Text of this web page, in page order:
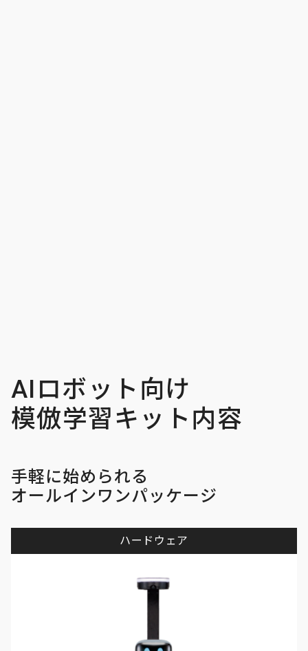
AIロボット向け
模倣学習キット内容
手軽に始められる
オールインワンパッケージ
ハードウェア